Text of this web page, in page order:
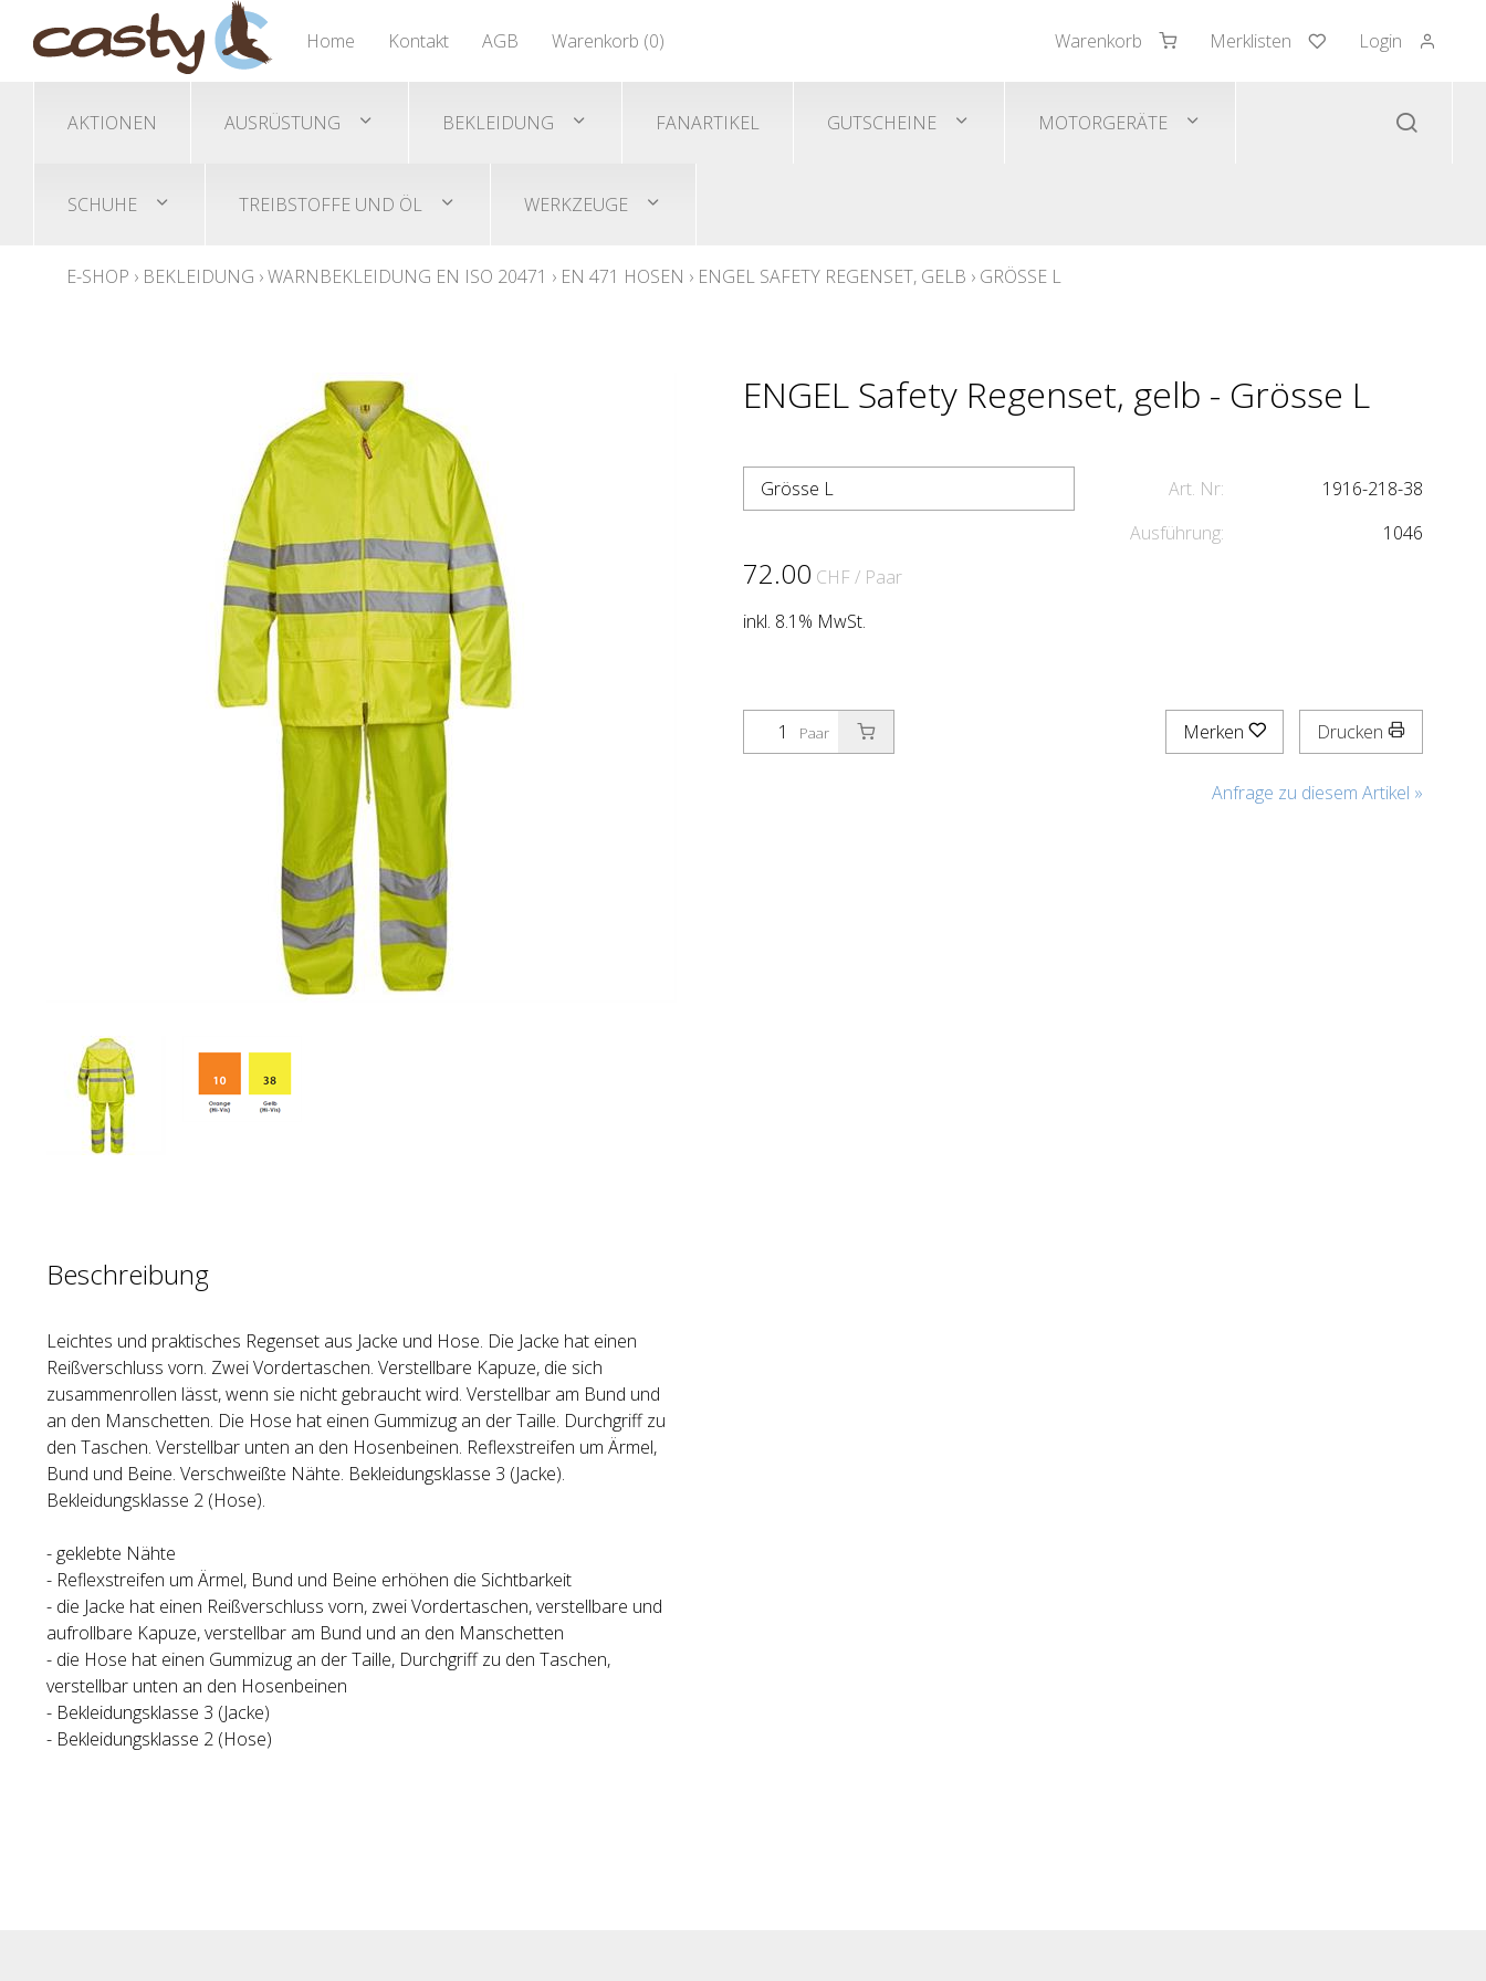
Warenkorb Merklisten Login
Home Kontakt AGB Warenkorb (0)
AKTIONEN AUSRÜSTUNG
Gehörschutz
Helme/Helmset
BEKLEIDUNG FANARTIKEL GUTSCHEINE MOTORGERÄTE
Trimmer/Freischneidegeräte
Akku-Trimmer
SCHUHE
Übersicht
TREIBSTOFFE UND ÖL
Übersicht
WERKZEUGE
Übersicht
E-SHOP › BEKLEIDUNG ›WARNBEKLEIDUNG EN ISO 20471 › EN 471 HOSEN › ENGEL SAFETY REGENSET, GELB › GRÖSSE L
ENGEL Safety Regenset, gelb - Grösse L
Grösse L
72.00 CHF / Paar
inkl. 8.1% MwSt.
Art. Nr:
1916-218-38
Ausführung:
1046
Paar Merken Drucken
Anfrage zu diesem Artikel »
Beschreibung
Leichtes und praktisches Regenset aus Jacke und Hose. Die Jacke hat einen
Reißverschluss vorn. Zwei Vordertaschen. Verstellbare Kapuze, die sich
zusammenrollen lässt, wenn sie nicht gebraucht wird. Verstellbar am Bund und
an den Manschetten. Die Hose hat einen Gummizug an der Taille. Durchgriff zu
den Taschen. Verstellbar unten an den Hosenbeinen. Reflexstreifen um Ärmel,
Bund und Beine. Verschweißte Nähte. Bekleidungsklasse 3 (Jacke).
Bekleidungsklasse 2 (Hose).
- geklebte Nähte
- Reflexstreifen um Ärmel, Bund und Beine erhöhen die Sichtbarkeit
- die Jacke hat einen Reißverschluss vorn, zwei Vordertaschen, verstellbare und
aufrollbare Kapuze, verstellbar am Bund und an den Manschetten
- die Hose hat einen Gummizug an der Taille, Durchgriff zu den Taschen,
verstellbar unten an den Hosenbeinen
- Bekleidungsklasse 3 (Jacke)
- Bekleidungsklasse 2 (Hose)